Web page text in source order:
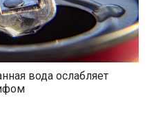
вода ослабляет